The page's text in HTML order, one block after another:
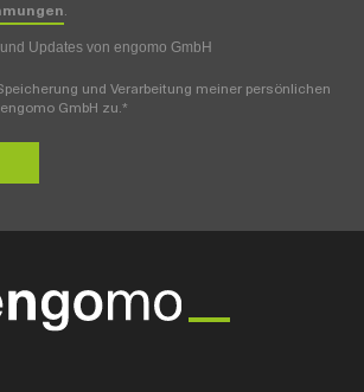
.
Updates von engomo GmbH
und Verarbeitung meiner persönlichen
GmbH zu.*